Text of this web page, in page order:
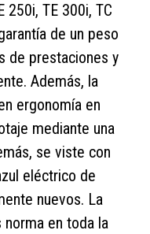
250i, TE 300i, TC
de un peso
de prestaciones y
Además, la
ergonomía en
mediante una
se viste con
eléctrico de
nuevos. La
en toda la